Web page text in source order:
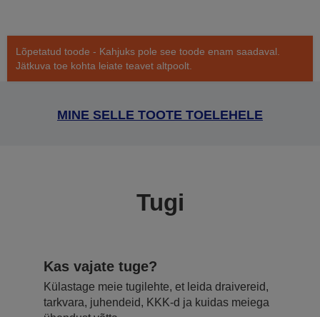
Lõpetatud toode - Kahjuks pole see toode enam saadaval.
Jätkuva toe kohta leiate teavet altpoolt.
MINE SELLE TOOTE TOELEHELE
Tugi
Kas vajate tuge?
Külastage meie tugilehte, et leida draivereid,
tarkvara, juhendeid, KKK-d ja kuidas meiega